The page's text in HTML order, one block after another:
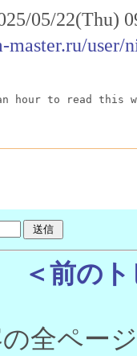
05/22(Thu)
user/
hour to read
＜前の
全ペー